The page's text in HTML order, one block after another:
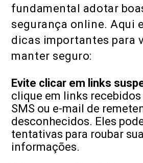
fundamental adotar
segurança online. Aqui
dicas importantes para
manter seguro:
Evite clicar em links
clique em links recebidos
SMS ou e-mail de
desconhecidos. Eles
tentativas para roubar
informações.